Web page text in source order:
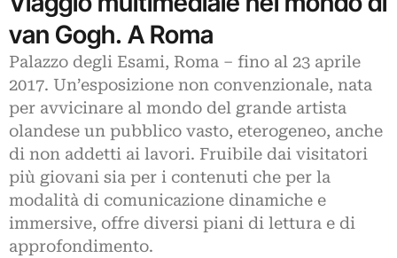
van Gogh. A Roma
Palazzo degli Esami, Roma – fino al 23 aprile
2017. Un’esposizione non convenzionale, nata
per avvicinare al mondo del grande artista
olandese un pubblico vasto, eterogeneo, anche
di non addetti ai lavori. Fruibile dai visitatori
più giovani sia per i contenuti che per la
modalità di comunicazione dinamiche e
immersive, offre diversi piani di lettura e di
approfondimento.